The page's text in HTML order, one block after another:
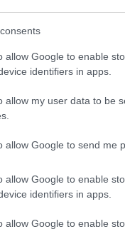
allow Google to enable
identifiers in apps.
allow my user data to be
allow Google to send me
allow Google to enable
identifiers in apps.
allow Google to enable
città italiane
il quartiere San
per la presenza di